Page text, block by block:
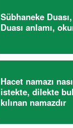
Sübhaneke
Duası anlamı,
Hacet namazı
istekte, dilekte
kılınan namazdır